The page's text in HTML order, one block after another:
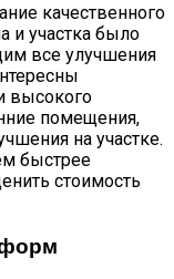
качественного
и участка было
все улучшения
высокого
помещения,
на участке.
быстрее
стоимость